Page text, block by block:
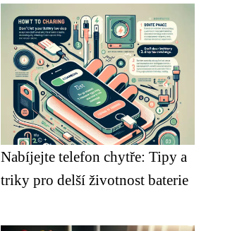
Nabíjejte telefon chytře: Tipy a
triky pro delší životnost baterie